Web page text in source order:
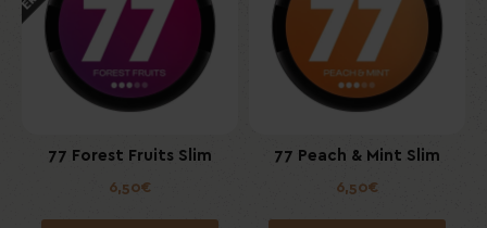
77 Forest Fruits Slim
6,50€
77 Peach & Mint Slim
6,50€